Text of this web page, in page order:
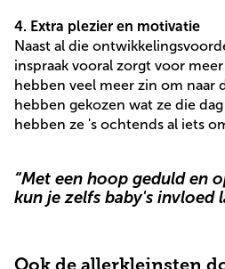
4. Extra plezier en motivatie
Naast al die
inspraak vooral zorgt voor
hebben veel meer zin om naar
hebben gekozen wat ze die
hebben ze 's ochtends al iets
“Met een hoop geduld en
kun je zelfs baby's invloed
Ook de allerkleinsten